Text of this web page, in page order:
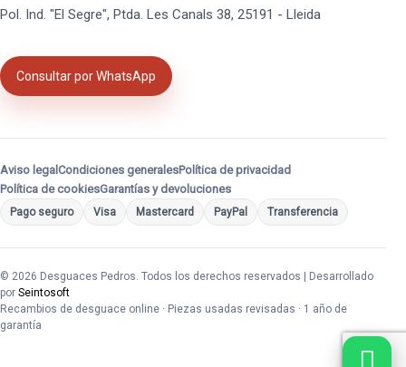
Pol. Ind. "El Segre", Ptda. Les Canals 38, 25191 - Lleida
Consultar por WhatsApp
Aviso legal Condiciones generalesPolítica de privacidad
Política de cookiesGarantías y devoluciones
Pago seguro Visa Mastercard PayPal Transferencia
© 2026 Desguaces Pedros. Todos los derechos reservados | Desarrollado
por Seintosoft
Recambios de desguace online · Piezas usadas revisadas · 1 año de
garantía